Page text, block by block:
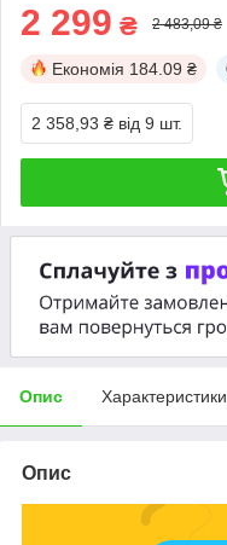
2 299 ₴ 2 483,09 ₴
Економія 184.09 ₴
2 358,93 ₴ від 9 шт.
Опис Характеристики
Опис